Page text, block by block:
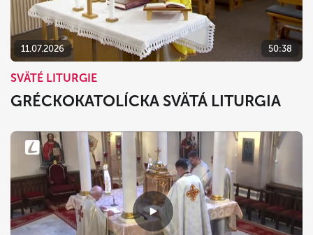
11.07.2026 50:38
SVÄTÉ LITURGIE
GRÉCKOKATOLÍCKA SVÄTÁ LITURGIA